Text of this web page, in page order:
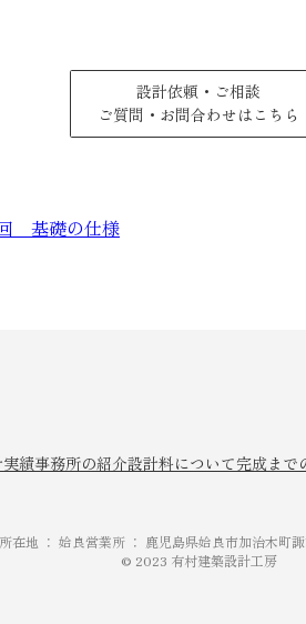
設計依頼・ご相談
ご質問・お問合わせはこちら
基礎の仕様
績事務所の紹介設計料について完成まで
所在地 ： 姶良営業所 ： 鹿児島県姶良市加治木町
© 2023 有村建築設計工房